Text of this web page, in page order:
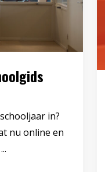
in?
nu online en